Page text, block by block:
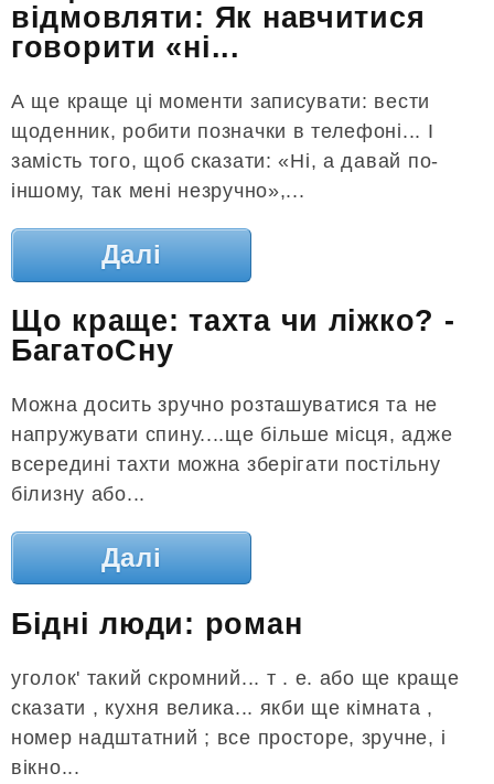
відмовляти: Як навчитися
говорити «ні...
А ще краще ці моменти записувати: вести
щоденник, робити позначки в телефоні... І
замість того, щоб сказати: «Ні, а давай по-
іншому, так мені незручно»,...
Далі
Що краще: тахта чи ліжко? -
БагатоСну
Можна досить зручно розташуватися та не
напружувати спину....ще більше місця, адже
всередині тахти можна зберігати постільну
білизну або...
Далі
Бідні люди: роман
уголок' такий скромний... т . е. або ще краще
сказати , кухня велика... якби ще кімната ,
номер надштатний ; все просторе, зручне, і
вікно...